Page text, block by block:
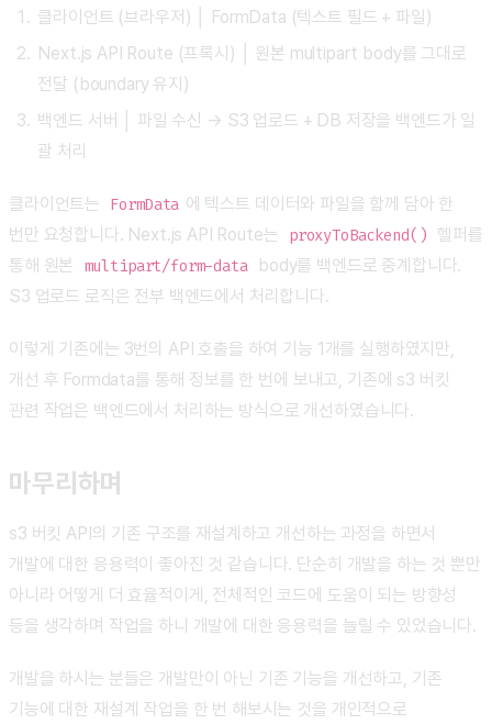
클라이언트 (브라우저) │ FormData (텍스트 필드 + 파일)
Next.js API Route (프록시) │ 원본 multipart body를 그대로
전달 (boundary 유지)
백엔드 서버 │ 파일 수신 → S3 업로드 + DB 저장을 백엔드가 일
괄 처리
클라이언트는 FormData 에 텍스트 데이터와 파일을 함께 담아 한
번만 요청합니다. Next.js API Route는 proxyToBackend() 헬퍼를
통해 원본 multipart/form-data body를 백엔드로 중계합니다.
S3 업로드 로직은 전부 백엔드에서 처리합니다.
이렇게 기존에는 3번의 API 호출을 하여 기능 1개를 실행하였지만,
개선 후 Formdata를 통해 정보를 한 번에 보내고, 기존에 s3 버킷
관련 작업은 백엔드에서 처리하는 방식으로 개선하였습니다.
마무리하며
s3 버킷 API의 기존 구조를 재설계하고 개선하는 과정을 하면서
개발에 대한 응용력이 좋아진 것 같습니다. 단순히 개발을 하는 것 뿐만
아니라 어떻게 더 효율적이게, 전체적인 코드에 도움이 되는 방향성
등을 생각하며 작업을 하니 개발에 대한 응용력을 늘릴 수 있었습니다.
개발을 하시는 분들은 개발만이 아닌 기존 기능을 개선하고, 기존
기능에 대한 재설계 작업을 한 번 해보시는 것을 개인적으로